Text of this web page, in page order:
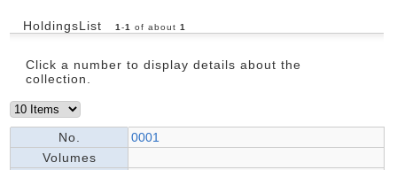
HoldingsList 1 -1 of about 1
Click a number to display details about the
collection.
No.
0001
Volumes